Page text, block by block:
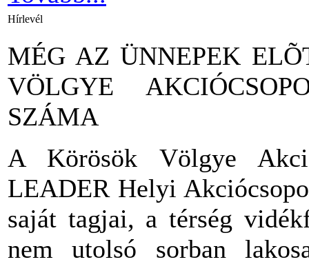
Hírlevél
MÉG AZ ÜNNEPEK
VÖLGYE
SZÁMA
A Körösök Völgye
LEADER Helyi
saját tagjai, a térség
nem utolsó sorban